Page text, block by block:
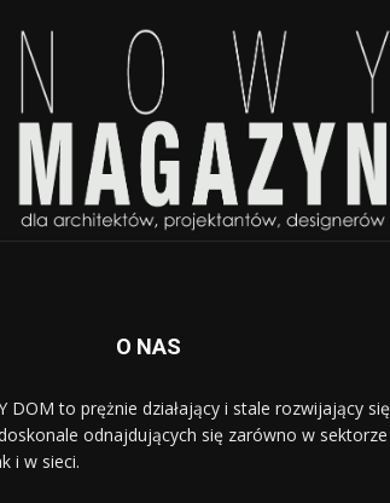
O NAS
DOM to prężnie działający i stale rozwijający się
odnajdujących się zarówno w sektorze
i w sieci.